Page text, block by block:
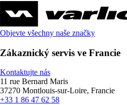
Objevte všechny naše značky
Zákaznický servis ve Francie
Kontaktujte nás
11 rue Bernard Maris
37270 Montlouis-sur-Loire, Francie
+33 1 86 47 62 58